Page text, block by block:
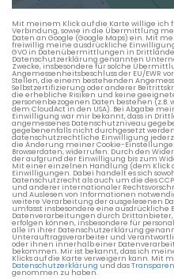
Verkehrsdaten eines
Mit meinem Klick auf die Karte willige
Verbindung, sowie in die Übermittlung
Daten an Google (Google Maps) ein. Mit
freiwillig meine ausdrückliche Einwilligung
GVO in Datenübermittlungen in
Datenschutzerklärung genannten
Zwecke, insbesondere für solche
Angemessenheitsbeschluss der EU/EWR
Stellen, die einem bestehenden
Selbstzertifizierung oder anderer
die erhebliche Risiken und keine
personenbezogenen Daten bestehen (z.B.
dem CloudAct in den USA). Bei Abgabe
Einwilligung war mir bekannt, dass in
angemessenes Datenschutzniveau
gegebenenfalls nicht durchgesetzt
datenschutzrechtliche Einwilligung
die Änderung meiner Cookie-
Browserdaten, widerrufen. Durch den
der aufgrund der Einwilligung bis zum
Mit einer einzelnen Handlung (dem Klick
Einwilligungen. Dabei handelt es sich
Datenschutzrecht als auch um die des
und anderer internationaler
und Auslesen von Informationen
weitere Verarbeitung der ausgelesenen
umfasst insbesondere eine
Datenverarbeitungen durch
erfolgen können, insbesondere für
alle in ihrer Datenschutzerklärung
Unterauftragsverarbeiter und
oder ihnen innerhalb einer
bekommen. Mir ist bekannt, dass ich
Klicks auf die Karte verweigern kann. Mit
Datenschutzerklärung und das
genommen zu haben.